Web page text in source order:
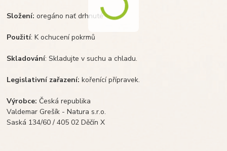
Složení: oregáno nať drhnuté
Použití: K ochucení pokrmů
Skladování: Skladujte v suchu a chladu.
Legislativní zařazení:kořenící přípravek.
Výrobce: Česká republika
Valdemar Grešík - Natura s.r.o.
Saská 134/60 / 405 02 Děčín X